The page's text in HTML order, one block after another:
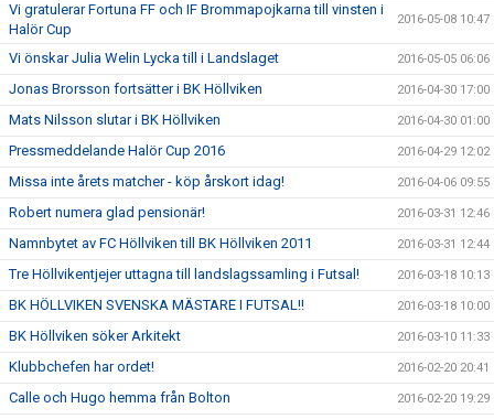
Vi gratulerar Fortuna FF och IF Brommapojkarna till vinsten i
Halör Cup
2016-05-08 10:47
Vi önskar Julia Welin Lycka till i Landslaget 2016-05-05 06:06
Jonas Brorsson fortsätter i BK Höllviken 2016-04-30 17:00
Mats Nilsson slutar i BK Höllviken 2016-04-30 01:00
Pressmeddelande Halör Cup 2016 2016-04-29 12:02
Missa inte årets matcher - köp årskort idag! 2016-04-06 09:55
Robert numera glad pensionär! 2016-03-31 12:46
Namnbytet av FC Höllviken till BK Höllviken 2011 2016-03-31 12:44
Tre Höllvikentjejer uttagna till landslagssamling i Futsal! 2016-03-18 10:13
BK HÖLLVIKEN SVENSKA MÄSTARE I FUTSAL!! 2016-03-18 10:00
BK Höllviken söker Arkitekt 2016-03-10 11:33
Klubbchefen har ordet! 2016-02-20 20:41
Calle och Hugo hemma från Bolton 2016-02-20 19:29